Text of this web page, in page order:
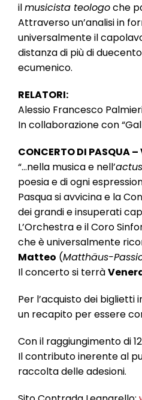
ilmusicista teologoche
Attraverso un’analisi in
universalmente il
distanza di più di
ecumenico.
RELATORI:
Alessio Francesco
In collaborazione con
CONCERTO DI PASQUA –
“…nella musica e nell’
poesia e di ogni
Pasqua si avvicina e la
dei grandi e insuperati
L’Orchestra e il Coro
che è universalmente
Matteo (Matthäus-
Il concerto si terrà
Per l’acquisto dei biglietti
un recapito per essere
Con il raggiungimento di
Il contributo inerente al
raccolta delle adesioni.